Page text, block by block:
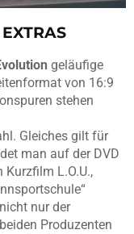
geläufige
von 16:9
stehen
Gleiches gilt für
man auf der DVD
Kurzfilm L.O.U.,
nur der
Produzenten